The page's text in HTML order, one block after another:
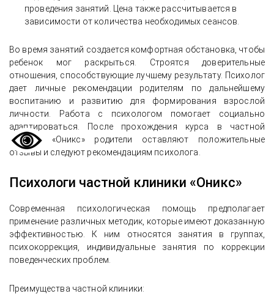
проведения занятий. Цена также рассчитывается в
зависимости от количества необходимых сеансов.
Во время занятий создается комфортная обстановка, чтобы
ребенок мог раскрыться. Строятся доверительные
отношения, способствующие лучшему результату. Психолог
дает личные рекомендации родителям по дальнейшему
воспитанию и развитию для формирования взрослой
личности. Работа с психологом помогает социально
адаптироваться. После прохождения курса в частной
клинике «Оникс» родители оставляют положительные
отзывы и следуют рекомендациям психолога.
Психологи частной клиники «Оникс»
Современная психологическая помощь предполагает
применение различных методик, которые имеют доказанную
эффективностью. К ним относятся занятия в группах,
психокоррекция, индивидуальные занятия по коррекции
поведенческих проблем.
Преимущества частной клиники: